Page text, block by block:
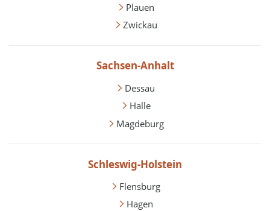
Plauen
Zwickau
Sachsen-Anhalt
Dessau
Halle
Magdeburg
Schleswig-Holstein
Flensburg
Hagen